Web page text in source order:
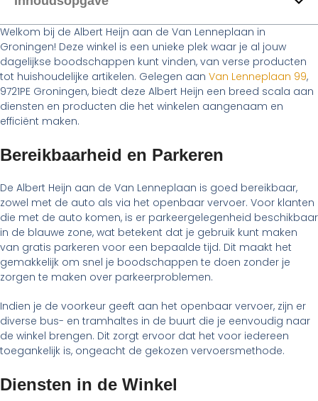
Welkom bij de Albert Heijn aan de Van Lenneplaan in
Groningen! Deze winkel is een unieke plek waar je al jouw
dagelijkse boodschappen kunt vinden, van verse producten
tot huishoudelijke artikelen. Gelegen aan Van Lenneplaan 99,
9721PE Groningen, biedt deze Albert Heijn een breed scala aan
diensten en producten die het winkelen aangenaam en
efficiënt maken.
Bereikbaarheid en Parkeren
De Albert Heijn aan de Van Lenneplaan is goed bereikbaar,
zowel met de auto als via het openbaar vervoer. Voor klanten
die met de auto komen, is er parkeergelegenheid beschikbaar
in de blauwe zone, wat betekent dat je gebruik kunt maken
van gratis parkeren voor een bepaalde tijd. Dit maakt het
gemakkelijk om snel je boodschappen te doen zonder je
zorgen te maken over parkeerproblemen.
Indien je de voorkeur geeft aan het openbaar vervoer, zijn er
diverse bus- en tramhaltes in de buurt die je eenvoudig naar
de winkel brengen. Dit zorgt ervoor dat het voor iedereen
toegankelijk is, ongeacht de gekozen vervoersmethode.
Diensten in de Winkel